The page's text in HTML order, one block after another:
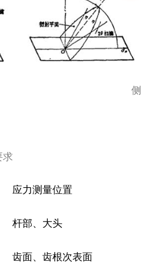
意图 侧
求
应力测量位置
杆部、大头
齿面、齿根次表面